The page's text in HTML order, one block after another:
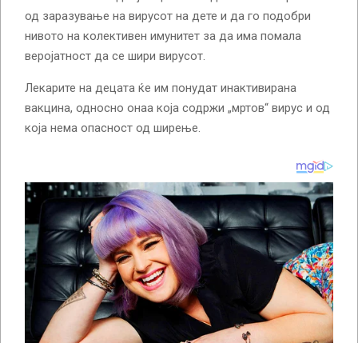
од заразување на вирусот на дете и да го подобри
нивото на колективен имунитет за да има помала
веројатност да се шири вирусот.
Лекарите на децата ќе им понудат инактивирана
вакцина, односно онаа која содржи „мртов“ вирус и од
која нема опасност од ширење.